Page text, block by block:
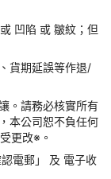
：旺角彌敦道
廈；地址：觀塘
：3421-0651；
路9號新達廣場一
水馬會道184號後
水圍天耀邨天耀
間：10:30am-
凹陷 或 皺紋；但
貨期延誤等作退/
。請務必核實所有
本公司恕不負任何
電郵」 及 電子收